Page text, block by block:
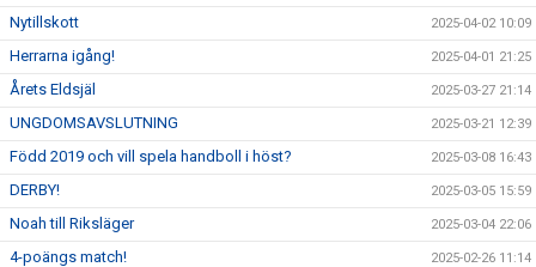
Nytillskott 2025-04-02 10:09
Herrarna igång! 2025-04-01 21:25
Årets Eldsjäl 2025-03-27 21:14
UNGDOMSAVSLUTNING 2025-03-21 12:39
Född 2019 och vill spela handboll i höst? 2025-03-08 16:43
DERBY! 2025-03-05 15:59
Noah till Riksläger 2025-03-04 22:06
4-poängs match! 2025-02-26 11:14